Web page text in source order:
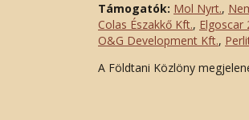
Támogatók: Mol Nyrt.,
Colas Északkő Kft., Elgoscar
O&G Development Kft.,
A Földtani Közlöny